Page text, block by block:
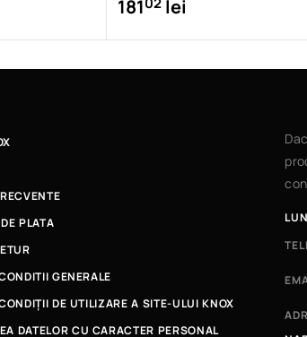
181 lei
PLATA
GENERALE
DE UTILIZARE A SITE-ULUI KNOX
DATELOR CU CARACTER PERSONAL